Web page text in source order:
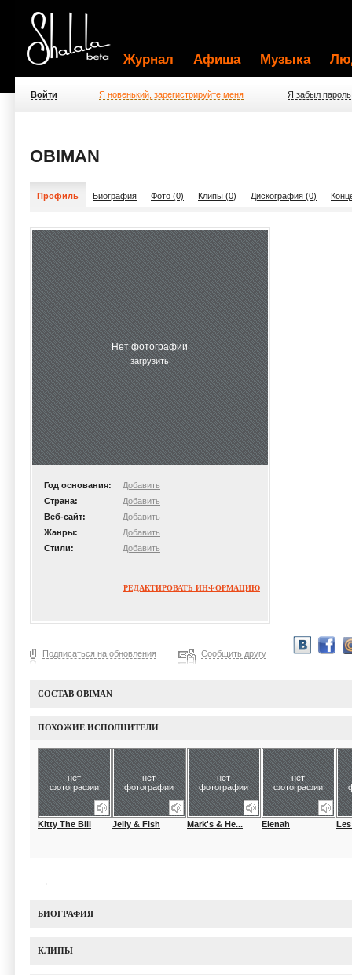
Журнал Афиша Музыка
Войти Я новенький, зарегистрируйте меня Я забыл пароль
OBIMAN
Профиль Биография Фото (0) Клипы (0) Дискография (0)
Нет фотографии
загрузить
Год основания:
Добавить
Страна:
Добавить
Веб-сайт:
Добавить
Жанры:
Добавить
Стили:
Добавить
РЕДАКТИРОВАТЬ ИНФОРМАЦИЮ
Подписаться на обновления Сообщить другу
СОСТАВ OBIMAN
ПОХОЖИЕ ИСПОЛНИТЕЛИ
нет
фотографии
Kitty The Bill
нет
фотографии
Jelly & Fish
нет
фотографии
Mark's & He...
нет
фотографии
Elenah
БИОГРАФИЯ
КЛИПЫ